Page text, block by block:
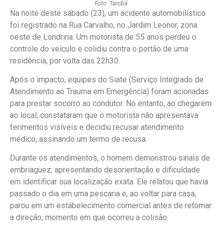
Foto: Tarobá
Na noite deste sábado (23), um acidente automobilístico
foi registrado na Rua Carvalho, no Jardim Leonor, zona
oeste de Londrina. Um motorista de 55 anos perdeu o
controle do veículo e colidiu contra o portão de uma
residência, por volta das 22h30.
Após o impacto, equipes do Siate (Serviço Integrado de
Atendimento ao Trauma em Emergência) foram acionadas
para prestar socorro ao condutor. No entanto, ao chegarem
ao local, constataram que o motorista não apresentava
ferimentos visíveis e decidiu recusar atendimento
médico, assinando um termo de recusa.
Durante os atendimentos, o homem demonstrou sinais de
embriaguez, apresentando desorientação e dificuldade
em identificar sua localização exata. Ele relatou que havia
passado o dia em uma pescaria e, ao voltar para casa,
parou em um estabelecimento comercial antes de retomar
a direção, momento em que ocorreu a colisão.